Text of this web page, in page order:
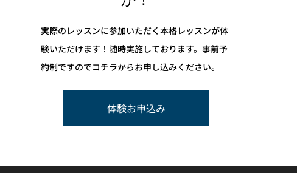
実際のレッスンに参加いただく本格レッスンが体
験いただけます！随時実施しております。事前予
約制ですのでコチラからお申し込みください。
体験お申込み